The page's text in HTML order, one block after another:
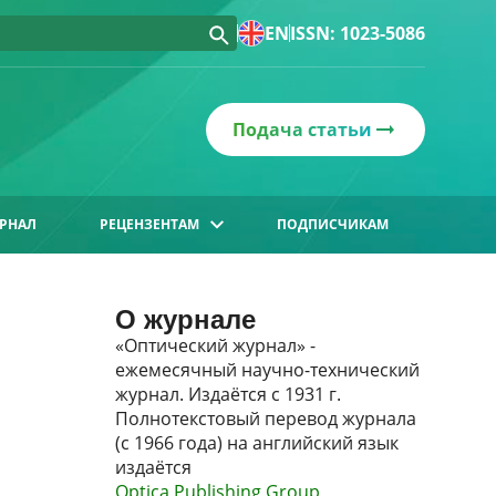
ENISSN: 1023-5086
Подача статьи
РЕЦЕНЗЕНТАМ ПОДПИСЧИКАМ
О журнале
«Оптический журнал» -
ежемесячный научно-технический
журнал. Издаётся с 1931 г.
Полнотекстовый перевод журнала
(с 1966 года) на английский язык
издаётся